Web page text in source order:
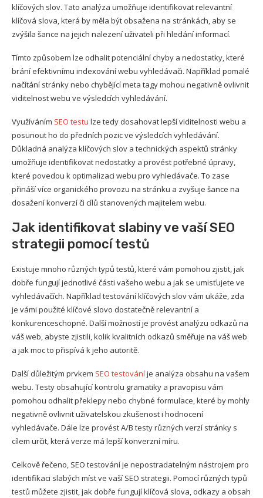
klíčových slov. Tato analýza umožňuje identifikovat relevantní
klíčová slova, která by měla být obsažena na stránkách, aby se
zvýšila šance na jejich nalezení uživateli při hledání informací.
Tímto způsobem lze odhalit potenciální chyby a nedostatky, které
brání efektivnímu indexování webu vyhledávači. Například pomalé
načítání stránky nebo chybějící meta tagy mohou negativně ovlivnit
viditelnost webu ve výsledcích vyhledávání.
Využíváním SEO testu lze tedy dosahovat lepší viditelnosti webu a
posunout ho do předních pozic ve výsledcích vyhledávání.
Důkladná analýza klíčových slov a technických aspektů stránky
umožňuje identifikovat nedostatky a provést potřebné úpravy,
které povedou k optimalizaci webu pro vyhledávače. To zase
přináší více organického provozu na stránku a zvyšuje šance na
dosažení konverzí či cílů stanovených majitelem webu.
Jak identifikovat slabiny ve vaší SEO
strategii pomocí testů
Existuje mnoho různých typů testů, které vám pomohou zjistit, jak
dobře fungují jednotlivé části vašeho webu a jak se umisťujete ve
vyhledávačích. Například testování klíčových slov vám ukáže, zda
je vámi použité klíčové slovo dostatečně relevantní a
konkurenceschopné. Další možností je provést analýzu odkazů na
váš web, abyste zjistili, kolik kvalitních odkazů směřuje na váš web
a jak moc to přispívá k jeho autoritě.
Další důležitým prvkem SEO testováníje analýza obsahu na vašem
webu. Testy obsahující kontrolu gramatiky a pravopisu vám
pomohou odhalit překlepy nebo chybné formulace, které by mohly
negativně ovlivnit uživatelskou zkušenost i hodnocení
vyhledávače. Dále lze provést A/B testy různých verzí stránky s
cílem určit, která verze má lepší konverzní míru.
Celkově řečeno, SEO testování je nepostradatelným nástrojem pro
identifikaci slabých míst ve vaší SEO strategii. Pomocí různých typů
testů můžete zjistit, jak dobře fungují klíčová slova, odkazy a obsah